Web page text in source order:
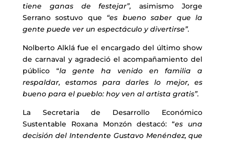
tiene ganas de festejar”,asimismo Jorge
Serrano sostuvo que “es bueno saber que la
gente puede ver un espectáculo y divertirse”.
Nolberto Alklá fue el encargado del último show
de carnaval y agradeció el acompañamiento del
público “la gente ha venido en familia a
respaldar, estamos para darles lo mejor, es
bueno para el pueblo: hoy ven al artista gratis”.
La Secretaria de Desarrollo Económico
Sustentable Roxana Monzón destacó: “es una
decisión del Intendente Gustavo Menéndez, que